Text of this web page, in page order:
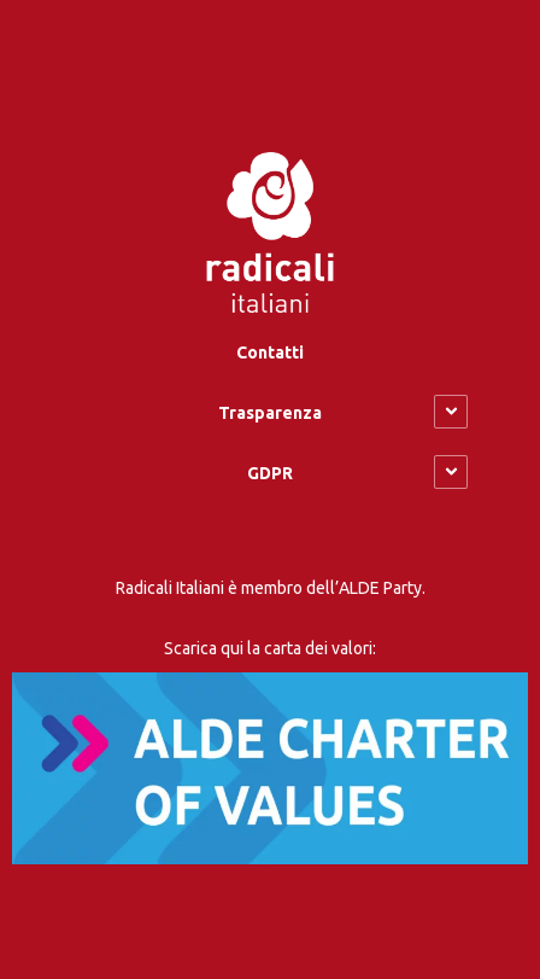
Contatti
Trasparenza
GDPR
Radicali Italiani è membro dell’ALDE Party.
Scarica qui la carta dei valori: